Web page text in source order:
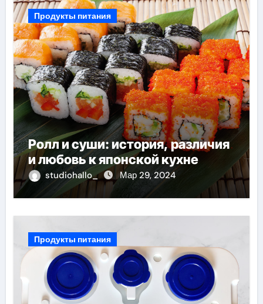
Продукты питания
Ролл и суши: история, различия
и любовь к японской кухне
studiohallo_ Мар 29, 2024
Продукты питания